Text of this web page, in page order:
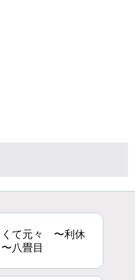
くて元々 〜利休
八畳目